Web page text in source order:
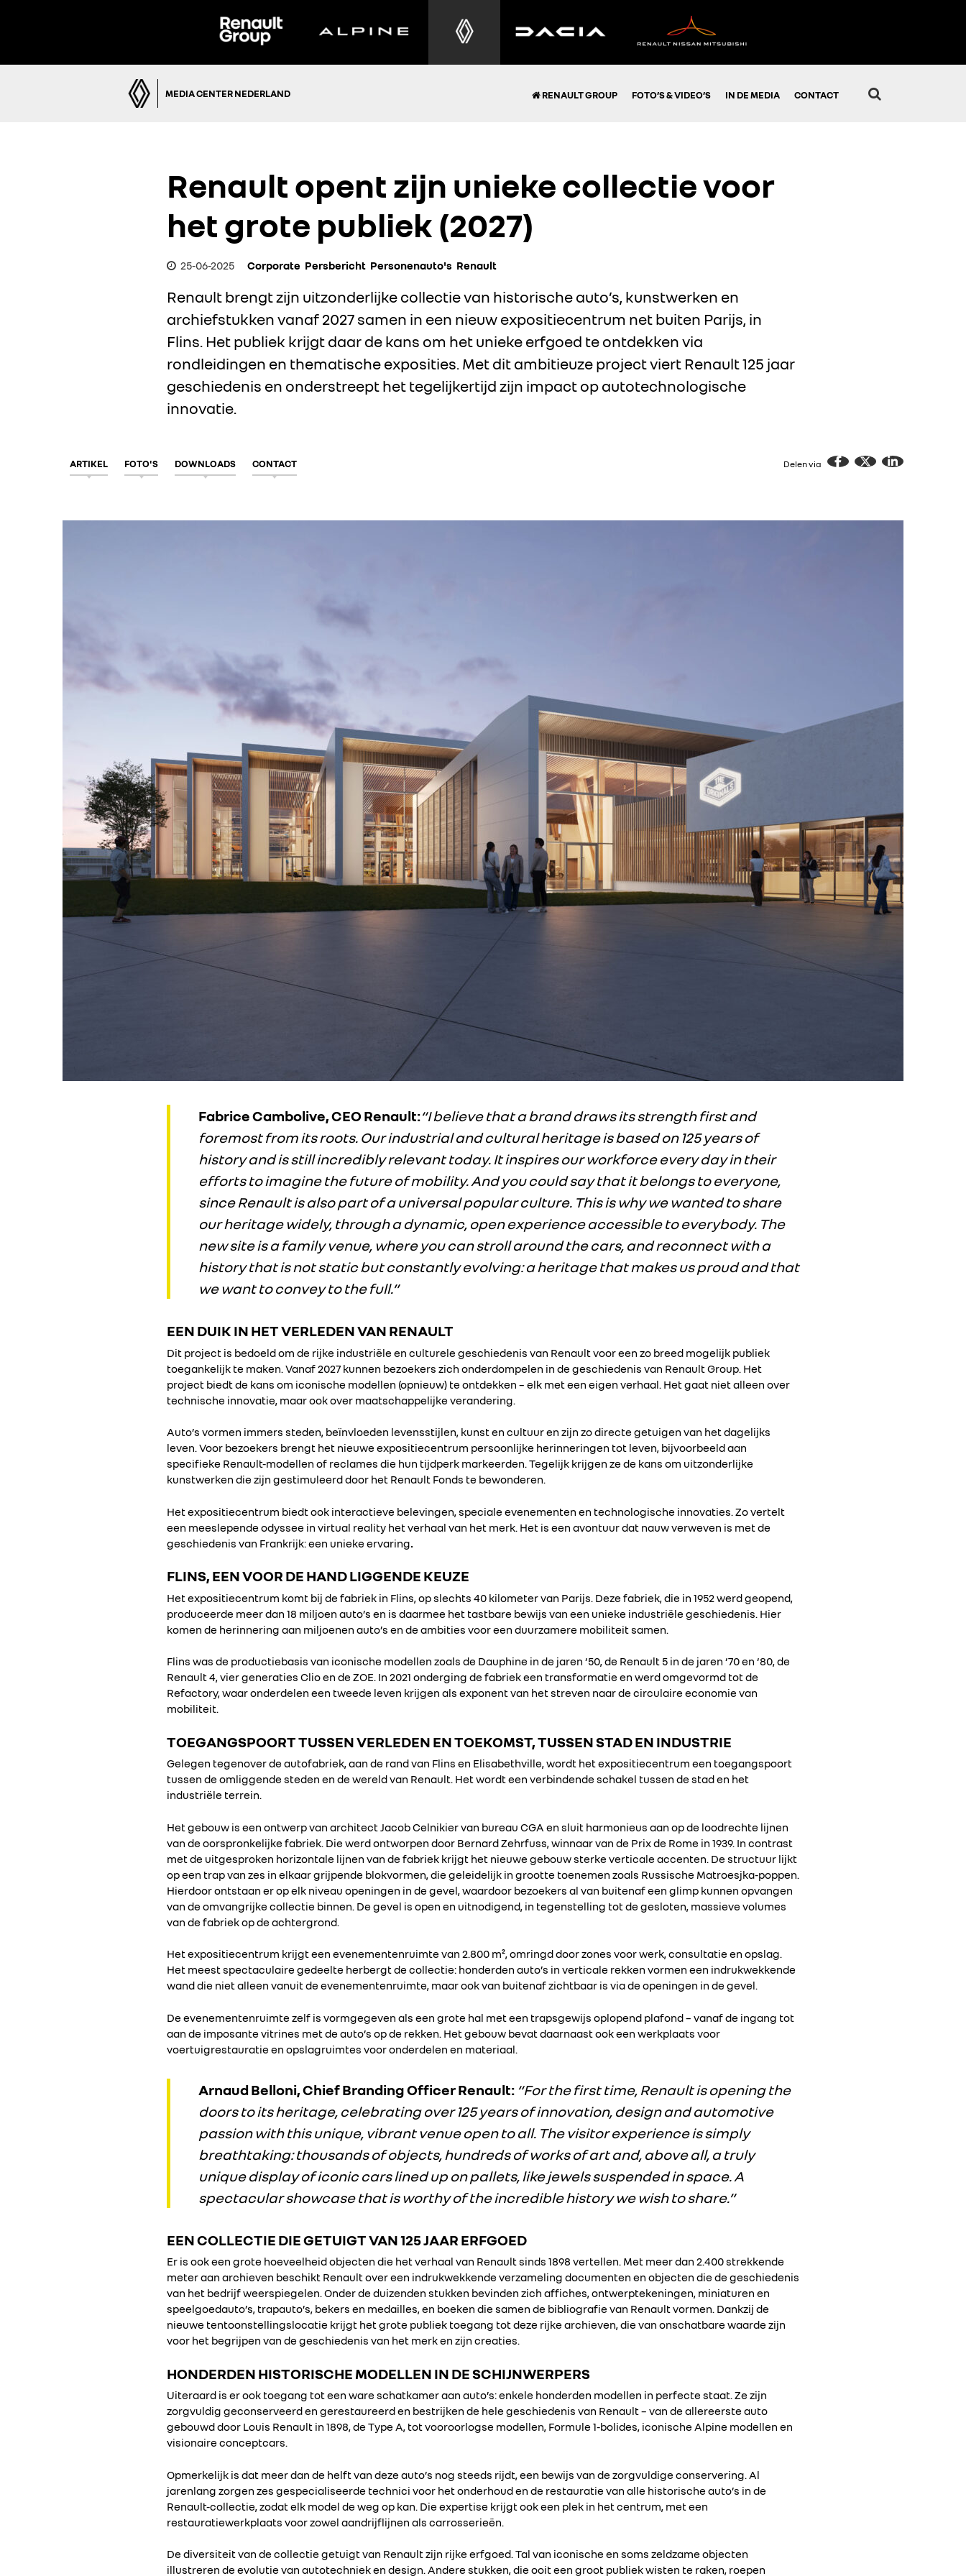
MEDIA CENTER NEDERLAND RENAULT GROUP FOTO’S & VIDEO’S IN DE MEDIA CONTACT
Renault opent zijn unieke collectie voor
het grote publiek (2027)
25-06-2025 Corporate Persbericht Personenauto's Renault
Renault brengt zijn uitzonderlijke collectie van historische auto’s, kunstwerken en
archiefstukken vanaf 2027 samen in een nieuw expositiecentrum net buiten Parijs, in
Flins. Het publiek krijgt daar de kans om het unieke erfgoed te ontdekken via
rondleidingen en thematische exposities. Met dit ambitieuze project viert Renault 125 jaar
geschiedenis en onderstreept het tegelijkertijd zijn impact op autotechnologische
innovatie.
ARTIKEL FOTO'S DOWNLOADS CONTACT Delen via
Fabrice Cambolive, CEO Renault:“I believe that a brand draws its strength first and
foremost from its roots. Our industrial and cultural heritage is based on 125 years of
history and is still incredibly relevant today. It inspires our workforce every day in their
efforts to imagine the future of mobility. And you could say that it belongs to everyone,
since Renault is also part of a universal popular culture. This is why we wanted to share
our heritage widely, through a dynamic, open experience accessible to everybody. The
new site is a family venue, where you can stroll around the cars, and reconnect with a
history that is not static but constantly evolving: a heritage that makes us proud and that
we want to convey to the full.”
EEN DUIK IN HET VERLEDEN VAN RENAULT
Dit project is bedoeld om de rijke industriële en culturele geschiedenis van Renault voor een zo breed mogelijk publiek
toegankelijk te maken. Vanaf 2027 kunnen bezoekers zich onderdompelen in de geschiedenis van Renault Group. Het
project biedt de kans om iconische modellen (opnieuw) te ontdekken – elk met een eigen verhaal. Het gaat niet alleen over
technische innovatie, maar ook over maatschappelijke verandering.
Auto’s vormen immers steden, beïnvloeden levensstijlen, kunst en cultuur en zijn zo directe getuigen van het dagelijks
leven. Voor bezoekers brengt het nieuwe expositiecentrum persoonlijke herinneringen tot leven, bijvoorbeeld aan
specifieke Renault-modellen of reclames die hun tijdperk markeerden. Tegelijk krijgen ze de kans om uitzonderlijke
kunstwerken die zijn gestimuleerd door het Renault Fonds te bewonderen.
Het expositiecentrum biedt ook interactieve belevingen, speciale evenementen en technologische innovaties. Zo vertelt
een meeslepende odyssee in virtual reality het verhaal van het merk. Het is een avontuur dat nauw verweven is met de
geschiedenis van Frankrijk: een unieke ervaring
FLINS, EEN VOOR DE HAND LIGGENDE KEUZE
Het expositiecentrum komt bij de fabriek in Flins, op slechts 40 kilometer van Parijs. Deze fabriek, die in 1952 werd geopend,
produceerde meer dan 18 miljoen auto’s en is daarmee het tastbare bewijs van een unieke industriële geschiedenis. Hier
komen de herinnering aan miljoenen auto’s en de ambities voor een duurzamere mobiliteit samen.
Flins was de productiebasis van iconische modellen zoals de Dauphine in de jaren ‘50, de Renault 5 in de jaren ‘70 en ‘80, de
Renault 4, vier generaties Clio en de ZOE. In 2021 onderging de fabriek een transformatie en werd omgevormd tot de
Refactory, waar onderdelen een tweede leven krijgen als exponent van het streven naar de circulaire economie van
mobiliteit.
TOEGANGSPOORT TUSSEN VERLEDEN EN TOEKOMST, TUSSEN STAD EN INDUSTRIE
Gelegen tegenover de autofabriek, aan de rand van Flins en Elisabethville, wordt het expositiecentrum een toegangspoort
tussen de omliggende steden en de wereld van Renault. Het wordt een verbindende schakel tussen de stad en het
industriële terrein.
Het gebouw is een ontwerp van architect Jacob Celnikier van bureau CGA en sluit harmonieus aan op de loodrechte lijnen
van de oorspronkelijke fabriek. Die werd ontworpen door Bernard Zehrfuss, winnaar van de Prix de Rome in 1939. In contrast
met de uitgesproken horizontale lijnen van de fabriek krijgt het nieuwe gebouw sterke verticale accenten. De structuur lijkt
op een trap van zes in elkaar grijpende blokvormen, die geleidelijk in grootte toenemen zoals Russische Matroesjka-poppen.
Hierdoor ontstaan er op elk niveau openingen in de gevel, waardoor bezoekers al van buitenaf een glimp kunnen opvangen
van de omvangrijke collectie binnen. De gevel is open en uitnodigend, in tegenstelling tot de gesloten, massieve volumes
van de fabriek op de achtergrond.
Het expositiecentrum krijgt een evenementenruimte van 2.800 m², omringd door zones voor werk, consultatie en opslag.
Het meest spectaculaire gedeelte herbergt de collectie: honderden auto’s in verticale rekken vormen een indrukwekkende
wand die niet alleen vanuit de evenementenruimte, maar ook van buitenaf zichtbaar is via de openingen in de gevel.
De evenementenruimte zelf is vormgegeven als een grote hal met een trapsgewijs oplopend plafond – vanaf de ingang tot
aan de imposante vitrines met de auto’s op de rekken. Het gebouw bevat daarnaast ook een werkplaats voor
voertuigrestauratie en opslagruimtes voor onderdelen en materiaal.
Arnaud Belloni, Chief Branding Officer Renault: “For the first time, Renault is opening the
doors to its heritage, celebrating over 125 years of innovation, design and automotive
passion with this unique, vibrant venue open to all. The visitor experience is simply
breathtaking: thousands of objects, hundreds of works of art and, above all, a truly
unique display of iconic cars lined up on pallets, like jewels suspended in space. A
spectacular showcase that is worthy of the incredible history we wish to share.”
EEN COLLECTIE DIE GETUIGT VAN 125 JAAR ERFGOED
Er is ook een grote hoeveelheid objecten die het verhaal van Renault sinds 1898 vertellen. Met meer dan 2.400 strekkende
meter aan archieven beschikt Renault over een indrukwekkende verzameling documenten en objecten die de geschiedenis
van het bedrijf weerspiegelen. Onder de duizenden stukken bevinden zich affiches, ontwerptekeningen, miniaturen en
speelgoedauto’s, trapauto’s, bekers en medailles, en boeken die samen de bibliografie van Renault vormen. Dankzij de
nieuwe tentoonstellingslocatie krijgt het grote publiek toegang tot deze rijke archieven, die van onschatbare waarde zijn
voor het begrijpen van de geschiedenis van het merk en zijn creaties.
HONDERDEN HISTORISCHE MODELLEN IN DE SCHIJNWERPERS
Uiteraard is er ook toegang tot een ware schatkamer aan auto’s: enkele honderden modellen in perfecte staat. Ze zijn
zorgvuldig geconserveerd en gerestaureerd en bestrijken de hele geschiedenis van Renault – van de allereerste auto
gebouwd door Louis Renault in 1898, de Type A, tot vooroorlogse modellen, Formule 1-bolides, iconische Alpine modellen en
visionaire conceptcars.
Opmerkelijk is dat meer dan de helft van deze auto’s nog steeds rijdt, een bewijs van de zorgvuldige conservering. Al
jarenlang zorgen zes gespecialiseerde technici voor het onderhoud en de restauratie van alle historische auto’s in de
Renault-collectie, zodat elk model de weg op kan. Die expertise krijgt ook een plek in het centrum, met een
restauratiewerkplaats voor zowel aandrijflijnen als carrosserieën.
De diversiteit van de collectie getuigt van Renault zijn rijke erfgoed. Tal van iconische en soms zeldzame objecten
illustreren de evolutie van autotechniek en design. Andere stukken, die ooit een groot publiek wisten te raken, roepen